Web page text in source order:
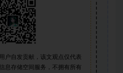
户自发贡献，该文观点仅代表
息存储空间服务，不拥有所有